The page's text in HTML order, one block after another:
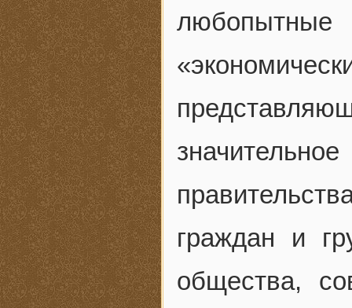
граждан и
общества,